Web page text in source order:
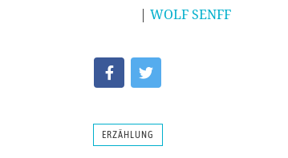
| WOLF SENFF
ERZÄHLUNG